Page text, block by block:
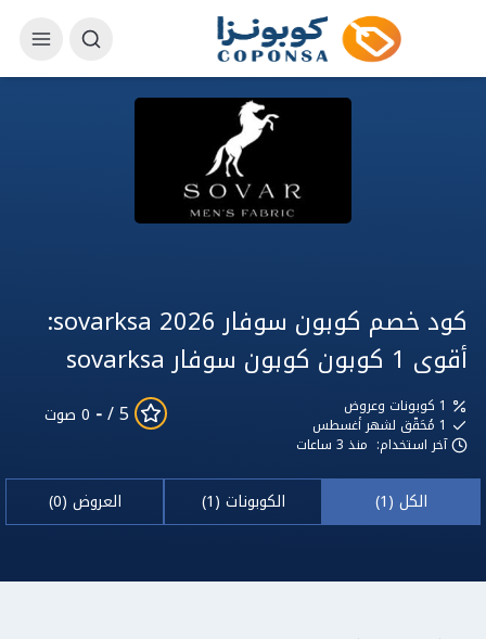
كود خصم كوبون سوفار sovarksa 2026:
أقوى 1 كوبون كوبون سوفار sovarksa
مُحَقّق لشهر أغسطس
آخر استخدام: منذ 3 ساعات
5 /
- 0 صوت
الكل (1) الكوبونات (1) العروض (0)